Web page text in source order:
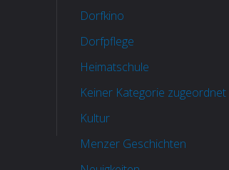
Dorfkino
Dorfpflege
Heimatschule
Keiner Kategorie zugeordnet
Kultur
Menzer Geschichten